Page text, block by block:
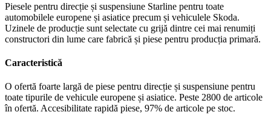
Piesele pentru direcție și suspensiune Starline pentru toate
automobilele europene și asiatice precum și vehiculele Skoda.
Uzinele de producție sunt selectate cu grijă dintre cei mai renumiți
constructori din lume care fabrică și piese pentru producția primară.
Caracteristică
O ofertă foarte largă de piese pentru direcție și suspensiune pentru
toate tipurile de vehicule europene și asiatice. Peste 2800 de articole
în ofertă. Accesibilitate rapidă piese, 97% de articole pe stoc.